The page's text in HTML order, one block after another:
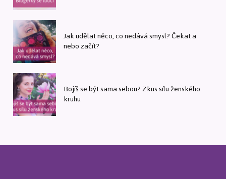
Jak udělat něco, co nedává smysl? Čekat a
nebo začít?
Bojíš se být sama sebou? Zkus sílu ženského
kruhu